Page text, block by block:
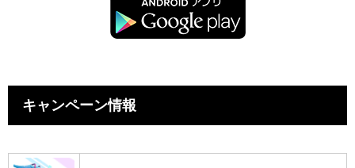
キャンペーン情報